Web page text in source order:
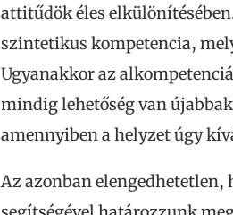
attitűdök éles
szintetikus kompetencia,
Ugyanakkor az
mindig lehetőség van
amennyiben a helyzet úgy
Az azonban